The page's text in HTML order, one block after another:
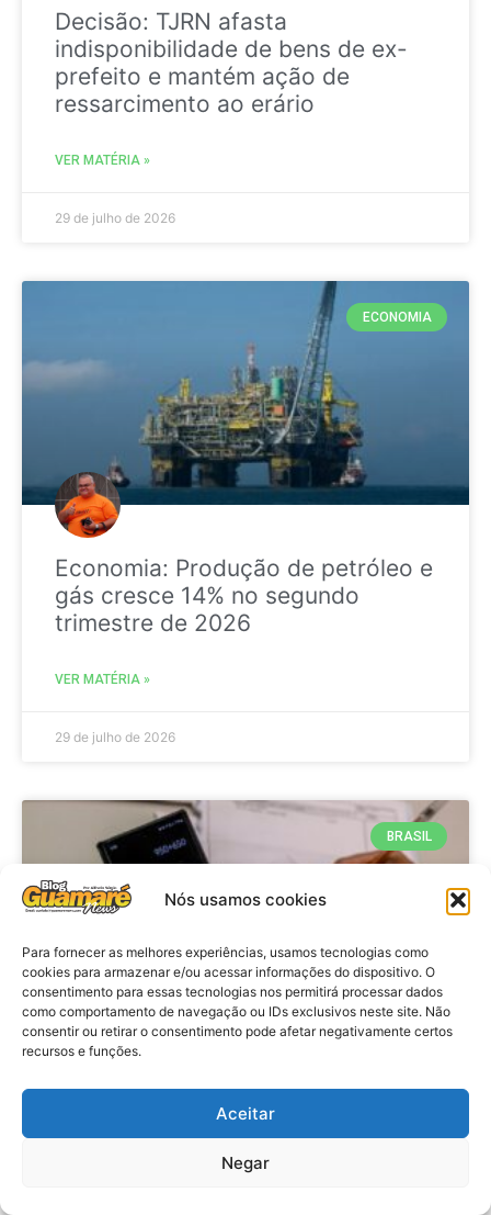
Nós usamos cookies
Para fornecer as melhores experiências, usamos tecnologias como
cookies para armazenar e/ou acessar informações do dispositivo. O
consentimento para essas tecnologias nos permitirá processar dados
como comportamento de navegação ou IDs exclusivos neste site. Não
consentir ou retirar o consentimento pode afetar negativamente certos
recursos e funções.
Aceitar
Negar
Decisão: TJRN afasta
indisponibilidade de bens de ex-
prefeito e mantém ação de
ressarcimento ao erário
VER MATÉRIA »
29 de julho de 2026
ECONOMIA
Economia: Produção de petróleo e
gás cresce 14% no segundo
trimestre de 2026
VER MATÉRIA »
29 de julho de 2026
BRASIL
Economia: Prazo de adesão ao
Programa Desenrola 2.0 é
prorrogado